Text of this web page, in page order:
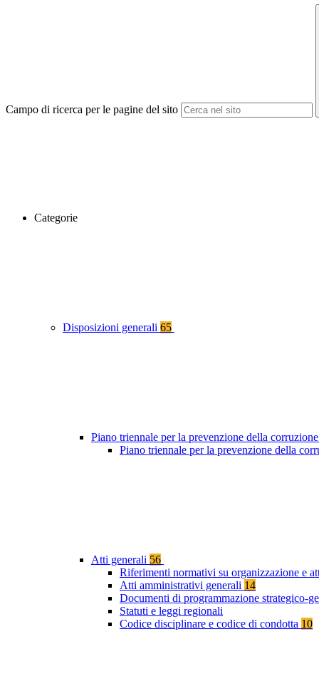
Campo di ricerca per le pagine del sito
Categorie
Disposizioni generali 65
Piano triennale per la prevenzione della
Piano triennale per la prevenzione della
Atti generali 56
Riferimenti normativi su organizzazione e
Atti amministrativi generali 14
Documenti di programmazione strategico-
Statuti e leggi regionali
Codice disciplinare e codice di condotta 10